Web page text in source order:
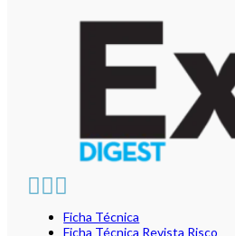
Ficha Técnica
Ficha Técnica Revista Risco